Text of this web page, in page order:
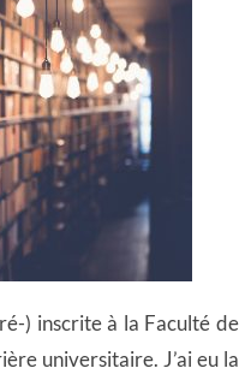
) inscrite à la Faculté de
universitaire. J’ai eu la